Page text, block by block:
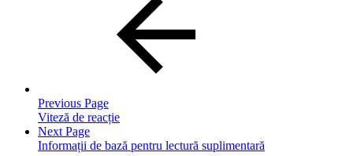
Previous Page
Viteză de reacție
Next Page
Informații de bază pentru lectură suplimentară